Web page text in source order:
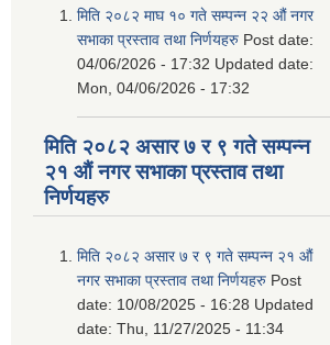
मिति २०८२ माघ १० गते सम्पन्न २२ औं नगर
सभाका प्रस्ताव तथा निर्णयहरु Post date:
04/06/2026 - 17:32 Updated date:
Mon, 04/06/2026 - 17:32
मिति २०८२ असार ७ र ९ गते सम्पन्न
२१ औं नगर सभाका प्रस्ताव तथा
निर्णयहरु
मिति २०८२ असार ७ र ९ गते सम्पन्न २१ औं
नगर सभाका प्रस्ताव तथा निर्णयहरु Post
date: 10/08/2025 - 16:28 Updated
date: Thu, 11/27/2025 - 11:34